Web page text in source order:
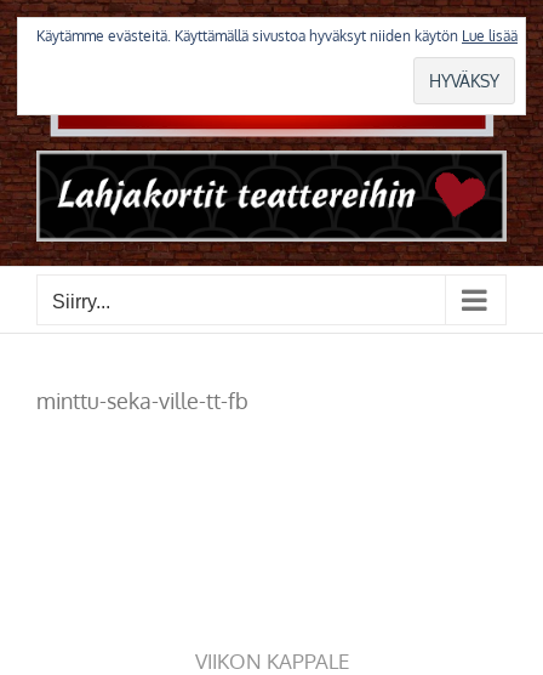
Skip
to
content
Siirry...
minttu-seka-ville-tt-fb
VIIKON KAPPALE
Käytämme evästeitä. Käyttämällä sivustoa hyväksyt niiden käytön Lue lisää